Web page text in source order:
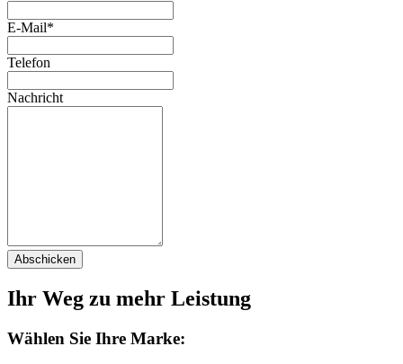
E-Mail*
Telefon
Nachricht
Abschicken
Ihr Weg zu mehr Leistung
Wählen Sie Ihre Marke: